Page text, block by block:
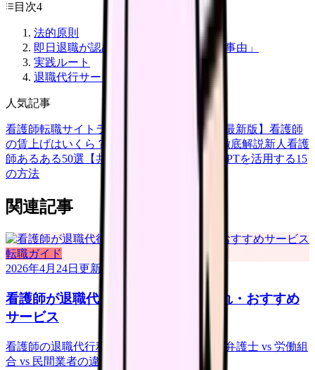
目次4
法的原則
即日退職が認められる「やむを得ない事由」
実践ルート
退職代行サービスの選び方
人気記事
看護師転職サイトランキングTOP5【2026年最新版】 看護師
の賃上げはいくら？2026年度の最新情報を徹底解説新人看護
師あるある50選【共感必至】
看護師がChatGPTを活用する15
の方法
関連記事
転職ガイド
2026年4月24日 更新
看護師が退職代行を使う｜相場・流れ・おすすめ
サービス
看護師の退職代行利用ガイド. 相場・流れ・弁護士 vs 労働組
合 vs 民間業者の違い.